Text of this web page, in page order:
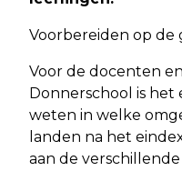
​Voorbereiden op de
Voor de docenten
Donnerschool is het
weten in welke
landen na het
aan de